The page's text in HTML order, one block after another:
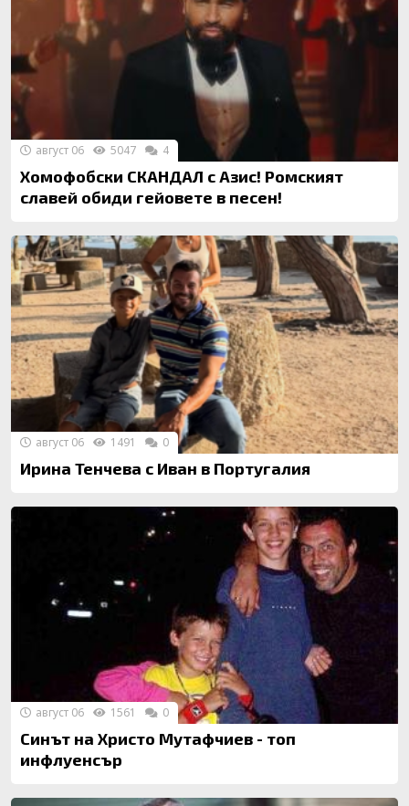
Хомофобски СКАНДАЛ с Азис! Ромският
славей обиди гейовете в песен!
август 06 5047 4
Ирина Тенчева с Иван в Португалия
август 06 1491 0
Синът на Христо Мутафчиев - топ
инфлуенсър
август 06 1561 0